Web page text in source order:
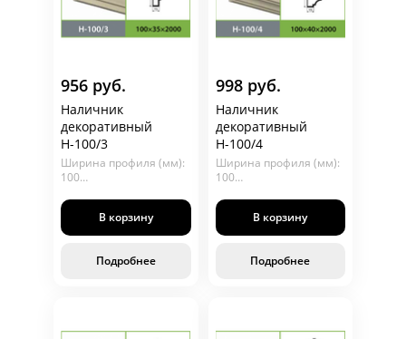
956 руб.
Наличник
декоративный
Н-100/3
Ширина профиля (мм):
100
Длина (мм): 2000
В корзину
Подробнее
998 руб.
Наличник
декоративный
Н-100/4
Ширина профиля (мм):
100
Длина (мм): 2000
В корзину
Подробнее